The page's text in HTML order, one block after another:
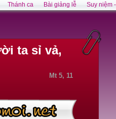
ta sỉ vả,
Mt 5, 11
Suy niệm
Bài giảng lễ
Thánh ca